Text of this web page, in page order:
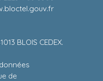
BLOIS CEDEX.
de